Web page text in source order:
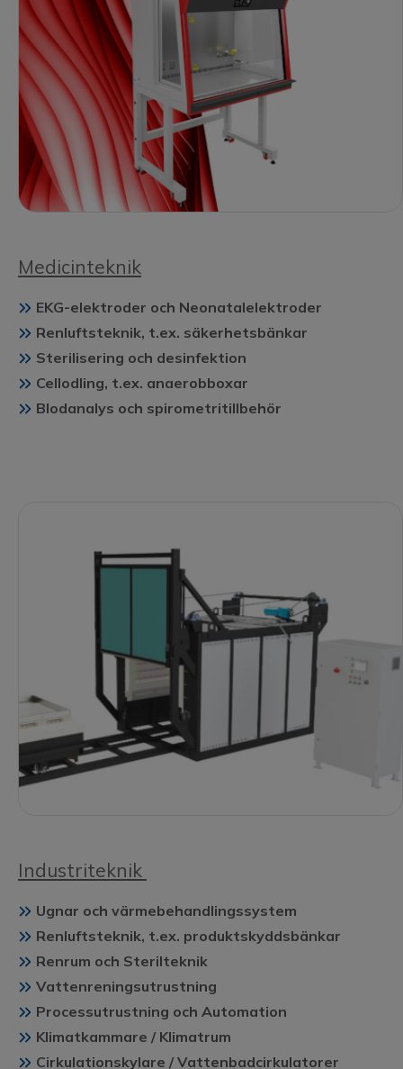
Medicinteknik
EKG-elektroder och Neonatalelektroder
Renluftsteknik, t.ex. säkerhetsbänkar
Sterilisering och desinfektion
Cellodling, t.ex. anaerobboxar
Blodanalys och spirometritillbehör
Industriteknik
Ugnar och värmebehandlingssystem
Renluftsteknik, t.ex. produktskyddsbänkar
Renrum och Sterilteknik
Vattenreningsutrustning
Processutrustning och Automation
Klimatkammare / Klimatrum
Cirkulationskylare / Vattenbadcirkulatorer